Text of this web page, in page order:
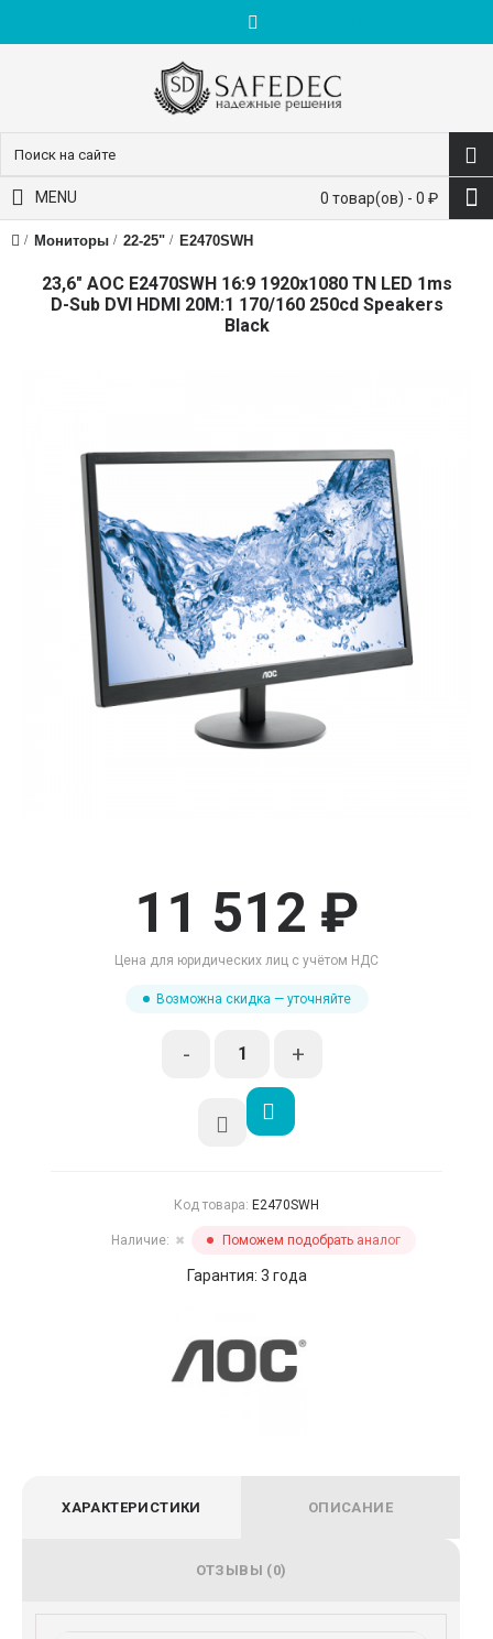
0 товар(ов) - 0 ₽
MENU
Мониторы 22-25" E2470SWH
23,6" AOC E2470SWH 16:9 1920x1080 TN LED 1ms
D-Sub DVI HDMI 20M:1 170/160 250cd Speakers
Black
ХАРАКТЕРИСТИКИ ОПИСАНИЕ
ОТЗЫВЫ (0)
11 512 ₽
Цена для юридических лиц с учётом НДС
Возможна скидка — уточняйте
- +
Код товара: E2470SWH
Наличие: ✖ Поможем подобрать аналог
Гарантия: 3 года